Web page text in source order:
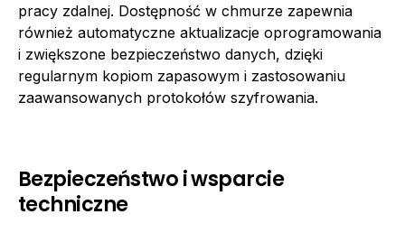
pracy zdalnej. Dostępność w chmurze zapewnia
również automatyczne aktualizacje oprogramowania
i zwiększone bezpieczeństwo danych, dzięki
regularnym kopiom zapasowym i zastosowaniu
zaawansowanych protokołów szyfrowania.
Bezpieczeństwo i wsparcie
techniczne